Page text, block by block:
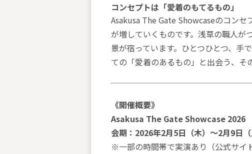
コンセプトは「愛着のもてるもの」
Asakusa The Gate Showcaseのコン
が増していくものです。浅草の職人が
景が宿っています。ひとつひとつ、手
ての「愛着のあるもの」と出会う、そ
《開催概要》
Asakusa The Gate Showcase 2026
会期：2026年2月5日（木）〜2月9日
※一部の時間帯で実演あり（公式サイ